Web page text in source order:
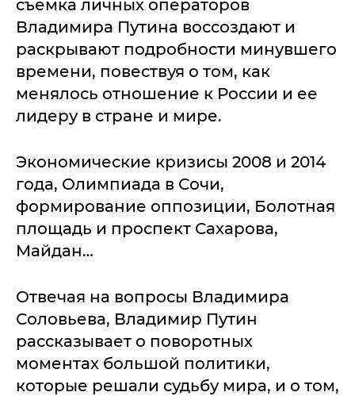
съемка личных операторов
Владимира Путина воссоздают и
раскрывают подробности минувшего
времени, повествуя о том, как
менялось отношение к России и ее
лидеру в стране и мире.
Экономические кризисы 2008 и 2014
года, Олимпиада в Сочи,
формирование оппозиции, Болотная
площадь и проспект Сахарова,
Майдан…
Отвечая на вопросы Владимира
Соловьева, Владимир Путин
рассказывает о поворотных
моментах большой политики,
которые решали судьбу мира, и о том,